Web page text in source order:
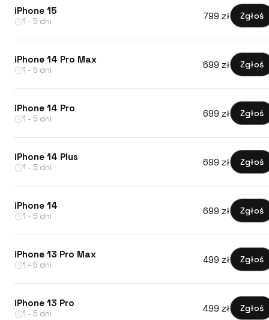
iPhone 15
1 - 5 dni 799 zł Zgłoś
iPhone 14 Pro Max
1 - 5 dni 699 zł Zgłoś
iPhone 14 Pro
1 - 5 dni 699 zł Zgłoś
iPhone 14 Plus
1 - 5 dni 699 zł Zgłoś
iPhone 14
1 - 5 dni 699 zł Zgłoś
iPhone 13 Pro Max
1 - 5 dni 499 zł Zgłoś
iPhone 13 Pro
1 - 5 dni 499 zł Zgłoś